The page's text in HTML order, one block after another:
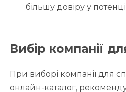
більшу довіру у
Вибір компанії
При виборі компанії для
онлайн-каталог,